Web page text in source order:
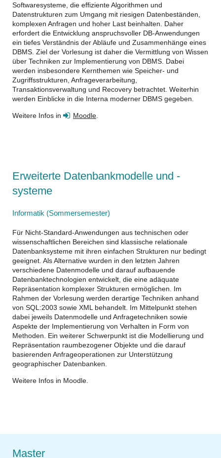
Softwaresysteme, die effiziente Algorithmen und
Datenstrukturen zum Umgang mit riesigen Datenbeständen,
komplexen Anfragen und hoher Last beinhalten. Daher
erfordert die Entwicklung anspruchsvoller DB-Anwendungen
ein tiefes Verständnis der Abläufe und Zusammenhänge eines
DBMS. Ziel der Vorlesung ist daher die Vermittlung von Wissen
über Techniken zur Implementierung von DBMS. Dabei
werden insbesondere Kernthemen wie Speicher- und
Zugriffsstrukturen, Anfrageverarbeitung,
Transaktionsverwaltung und Recovery betrachtet. Weiterhin
werden Einblicke in die Interna moderner DBMS gegeben.
Weitere Infos in Moodle
Erweiterte Datenbankmodelle und -
systeme
Informatik (Sommersemester)
Für Nicht-Standard-Anwendungen aus technischen oder
wissenschaftlichen Bereichen sind klassische relationale
Datenbanksysteme mit ihren einfachen Strukturen nur bedingt
geeignet. Als Alternative wurden in den letzten Jahren
verschiedene Datenmodelle und darauf aufbauende
Datenbanktechnologien entwickelt, die eine adäquate
Repräsentation komplexer Strukturen ermöglichen. Im
Rahmen der Vorlesung werden derartige Techniken anhand
von SQL:2003 sowie XML behandelt. Im Mittelpunkt stehen
dabei jeweils Datenmodelle und Anfragetechniken sowie
Aspekte der Implementierung von Verhalten in Form von
Methoden. Ein weiterer Schwerpunkt ist die Modellierung und
Repräsentation raumbezogener Objekte und die darauf
basierenden Anfrageoperationen zur Unterstützung
geographischer Datenbanken.
Weitere Infos in Moodle.
Master